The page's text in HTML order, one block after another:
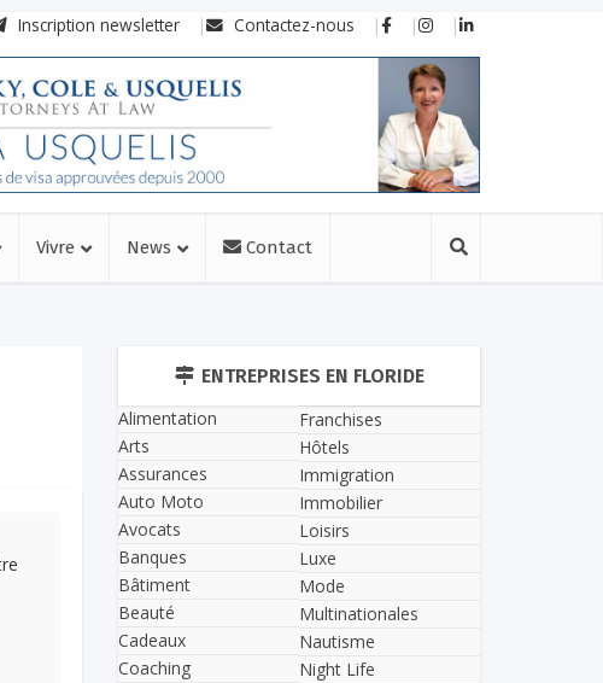
Inscription newsletter Contactez-nous
Vivre News Contact
ENTREPRISES EN FLORIDE
Alimentation
Arts
Assurances
Auto Moto
Avocats
Banques
Bâtiment
Beauté
Cadeaux
Coaching
Franchises
Hôtels
Immigration
Immobilier
Loisirs
Luxe
Mode
Multinationales
Nautisme
Night Life